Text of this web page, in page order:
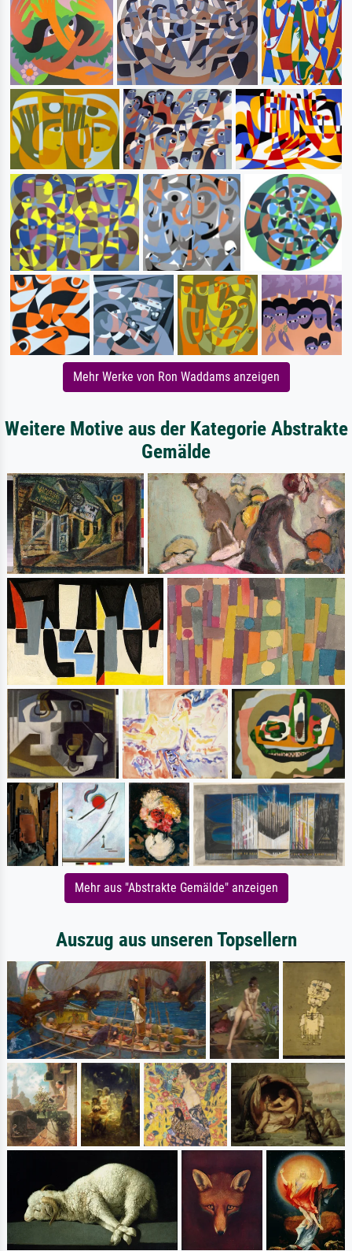
Mehr Werke von Ron Waddams anzeigen
Weitere Motive aus der Kategorie Abstrakte
Gemälde
Mehr aus "Abstrakte Gemälde" anzeigen
Auszug aus unseren Topsellern